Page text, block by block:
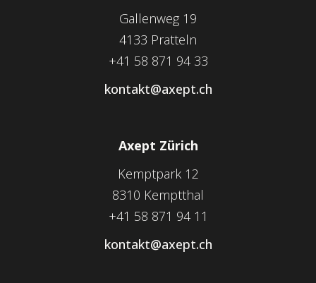
Gallenweg 19
4133 Pratteln
+41 58 871 94 33
kontakt@axept.ch
Axept Zürich
Kemptpark 12
8310 Kemptthal
+41 58 871 94 11
kontakt@axept.ch